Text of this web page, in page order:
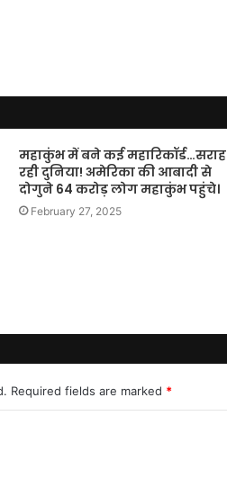
महाकुंभ में बने कई महारिकॉर्ड…सराह
रही दुनिया! अमेरिका की आबादी से
दोगुने 64 करोड़ लोग महाकुंभ पहुंचे।
February 27, 2025
Required fields are marked *